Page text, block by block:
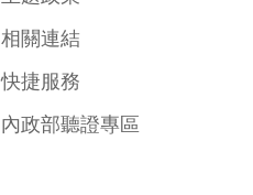
相關連結
快捷服務
內政部聽證專區